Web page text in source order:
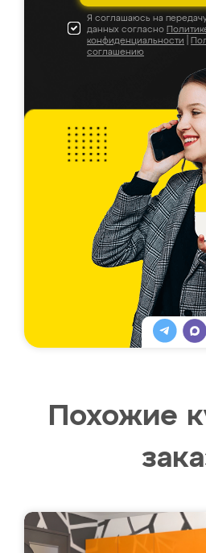
Я соглашаюсь на
данных согласно
конфиденциальности
соглашению
Похожие